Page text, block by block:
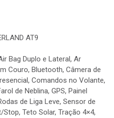
AT9
Bag Duplo e Lateral, Ar
Couro, Bluetooth, Câmera de
Comandos no Volante,
de Neblina, GPS, Painel
de Liga Leve, Sensor de
Teto Solar, Tração 4×4,